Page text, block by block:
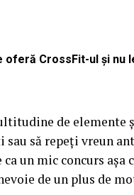
CrossFit-ul și nu
de elemente
să repeți vreun
un mic concurs
de un plus de